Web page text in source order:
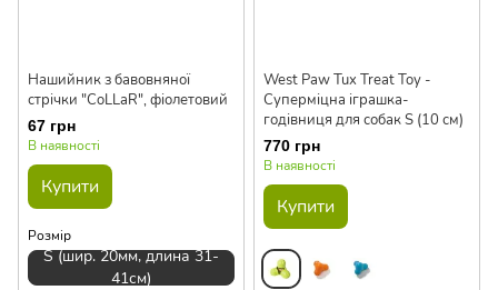
Нашийник з бавовняної
стрічки "CoLLaR", фіолетовий
67 грн
В наявності
Купити
Розмір
S (шир. 20мм, длина 31-
41см)
West Paw Tux Treat Toy -
Суперміцна іграшка-
годівниця для собак S (10 см)
770 грн
В наявності
Купити